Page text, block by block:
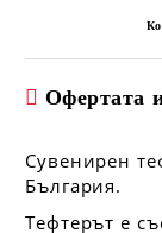
Офертата
Сувенирен
България.
Тефтерът е